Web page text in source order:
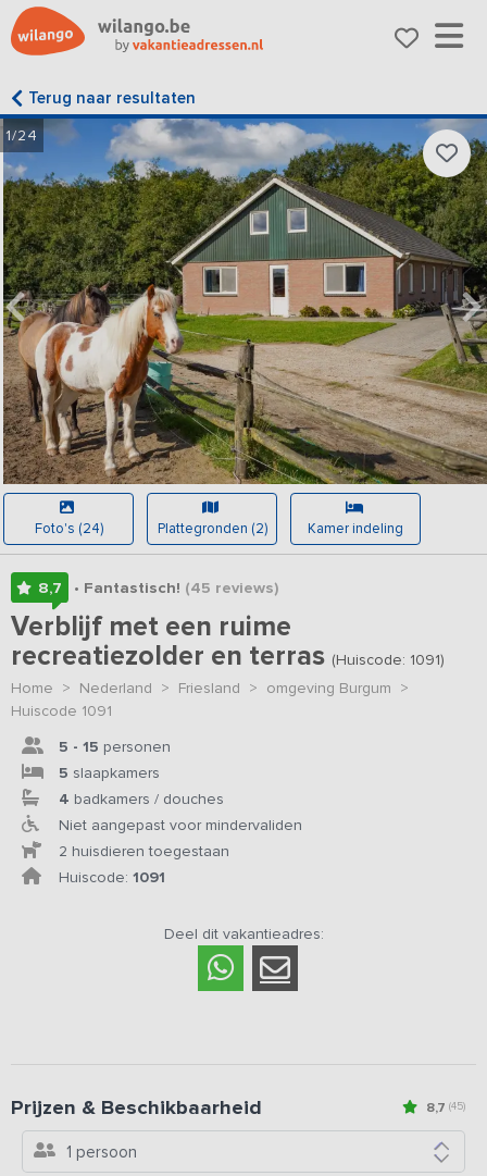
Terug naar resultaten
1/24
Foto's (24) Plattegronden (2) Kamer indeling
8,7 • Fantastisch! (45 reviews)
Verblijf met een ruime
recreatiezolder en terras (Huiscode: 1091)
Home > Nederland > Friesland > omgeving Burgum >
Huiscode 1091
5 - 15 personen
5 slaapkamers
4 badkamers / douches
Niet aangepast voor mindervaliden
2 huisdieren toegestaan
Huiscode: 1091
Deel dit vakantieadres:
8,7 (45)
Prijzen & Beschikbaarheid
1 persoon